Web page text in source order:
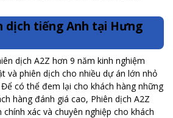
dịch tiếng Anh tại Hưng
dịch A2Z hơn 9 năm kinh nghiệm
và phiên dịch cho nhiều dự án lớn nhỏ
có thể đem lại cho khách hàng những
hàng đánh giá cao, Phiên dịch A2Z
xác và chuyên nghiệp cho khách